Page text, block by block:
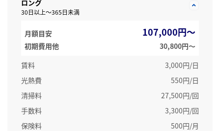
ロング
30日以上～365日未満
月額目安 107,000円～
初期費用他
30,800円〜
賃料
3,000円/日
光熱費
550円/日
清掃料
27,500円/回
手数料
3,300円/回
保険料
500円/月